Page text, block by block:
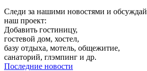
Следи за нашими новостями и обсуждай
наш проект:
Добавить гостиницу,
гостевой дом, хостел,
базу отдыха, мотель, общежитие,
санаторий, глэмпинг и др.
Последние новости